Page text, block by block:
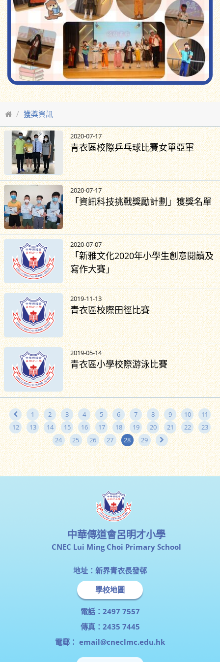
獲獎資訊
2020-07-17
青衣區校際乒乓球比賽女單亞軍
2020-07-17
「資訊科技挑戰獎勵計劃」獲獎名單
2020-07-07
「新雅文化2020年小學生創意閱讀及
寫作大賽」
2019-11-13
青衣區校際田徑比賽
2019-05-14
青衣區小學校際游泳比賽
1 2 3 4 5 6 7 8 9 10
11
12
13 14 15 16 17 18 19 20 21 22
23
24
25 26 27 28 29
中華傳道會呂明才小學
CNEC Lui Ming Choi Primary School
地址：新界青衣長發邨
學校地圖
電話：2497 7557
傳真：2435 7445
電郵： email@cneclmc.edu.hk